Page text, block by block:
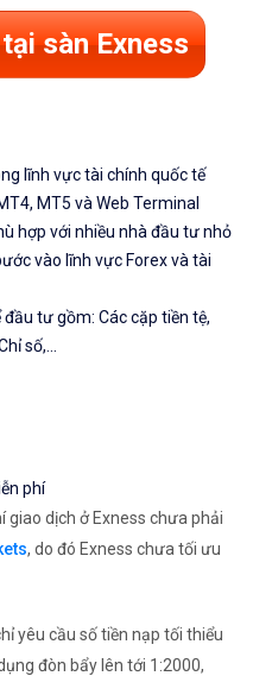
sàn Exness
lĩnh vực tài chính quốc tế
MT5 và Web Terminal
hợp với nhiều nhà đầu tư nhỏ
vào lĩnh vực Forex và tài
tư gồm: Các cặp tiền tệ,
số,...
phí
giao dịch ở Exness chưa phải
, do đó Exness chưa tối ưu
yêu cầu số tiền nạp tối thiểu
đòn bẩy lên tới 1:2000,